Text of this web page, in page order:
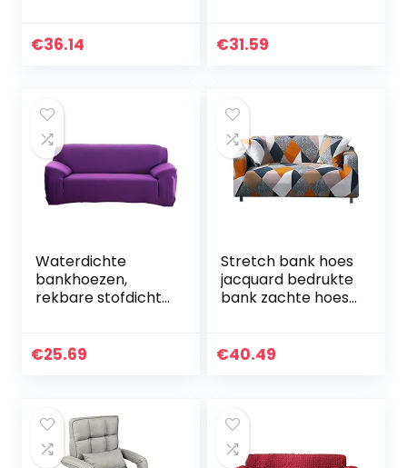
Waterdichte
€36.14
Kussenbescherme
230cm”)
€31.59
Waterdichte
bankhoezen,
rekbare stofdichte
bankhoes gebruikt
inch(74.8-90.5in)
€25.69
Stretch bank hoes
jacquard bedrukte
bank zachte hoes
zacht(235-
€40.49